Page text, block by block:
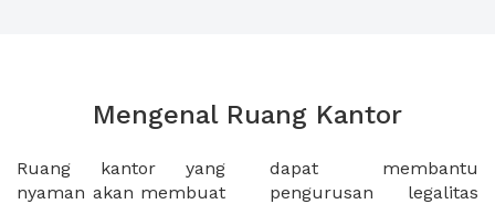
Mengenal Ruang Kantor
Ruang kantor yang
nyaman akan membuat
dapat membantu
pengurusan legalitas